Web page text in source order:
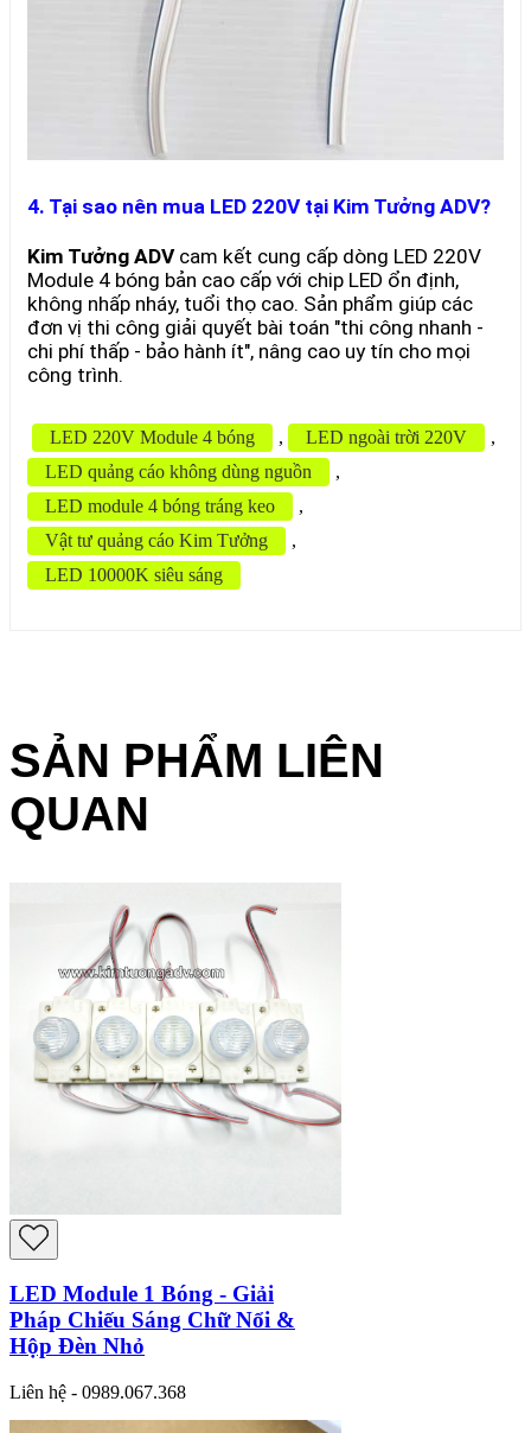
4. Tại sao nên mua LED 220V tại Kim Tưởng ADV?
Kim Tưởng ADVcam kết cung cấp dòng LED 220V
Module 4 bóng bản cao cấp với chip LED ổn định,
không nhấp nháy, tuổi thọ cao. Sản phẩm giúp các
đơn vị thi công giải quyết bài toán "thi công nhanh -
chi phí thấp - bảo hành ít", nâng cao uy tín cho mọi
công trình.
LED 220V Module 4 bóng , LED ngoài trời 220V
,
LED quảng cáo không dùng nguồn
,
LED module 4 bóng tráng keo
,
Vật tư quảng cáo Kim Tưởng
,
LED 10000K siêu sáng
SẢN PHẨM LIÊN
QUAN
LED Module 1 Bóng - Giải
Pháp Chiếu Sáng Chữ Nổi &
Hộp Đèn Nhỏ
Liên hệ - 0989.067.368